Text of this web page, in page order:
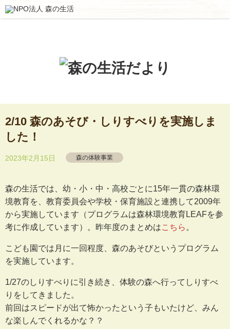
2/10 森のあそび・しりすべりを実施しま
した！
2023年2月15日 森の体験事業
森の生活では、幼・小・中・高校ごとに15年一貫の森林環
境教育を、教育委員会や学校・保育施設と連携して2009年
から実施しています（プログラムは森林環境教育LEAFを参
考に作成しています）。昨年度のまとめはこちら 。
こども園では月に一回程度、森のあそびというプログラム
を実施しています。
1/27のしりすべりに引き続き、体験の森へ行ってしりすべ
りをしてきました。
前回はスピードが出て怖かったという子もいたけど、みん
な楽しんでくれるかな？？